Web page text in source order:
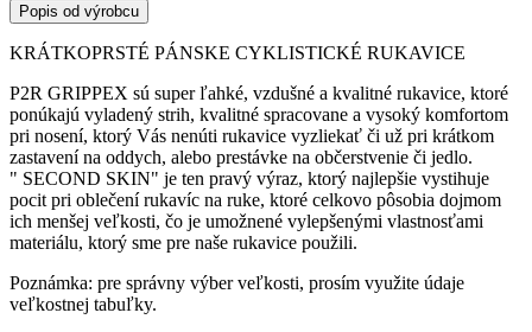
Popis od výrobcu
KRÁTKOPRSTÉ PÁNSKE CYKLISTICKÉ RUKAVICE
P2R GRIPPEX sú super ľahké, vzdušné a kvalitné rukavice, ktoré
ponúkajú vyladený strih, kvalitné spracovane a vysoký komfortom
pri nosení, ktorý Vás nenúti rukavice vyzliekať či už pri krátkom
zastavení na oddych, alebo prestávke na občerstvenie či jedlo.
" SECOND SKIN" je ten pravý výraz, ktorý najlepšie vystihuje
pocit pri oblečení rukavíc na ruke, ktoré celkovo pôsobia dojmom
ich menšej veľkosti, čo je umožnené vylepšenými vlastnosťami
materiálu, ktorý sme pre naše rukavice použili.
Poznámka: pre správny výber veľkosti, prosím využite údaje
veľkostnej tabuľky.